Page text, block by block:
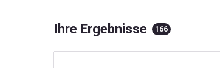
Ihre Ergebnisse 166